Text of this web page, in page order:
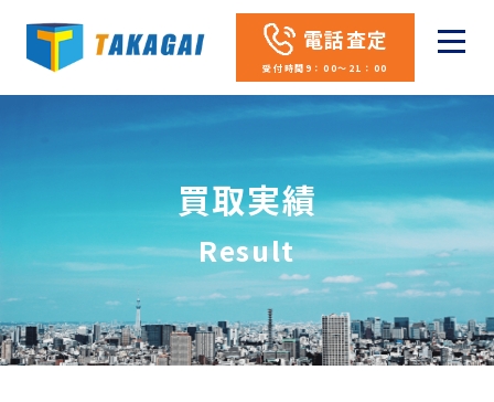
電話査定
受付時間9：00～21：00
買取実績
Result